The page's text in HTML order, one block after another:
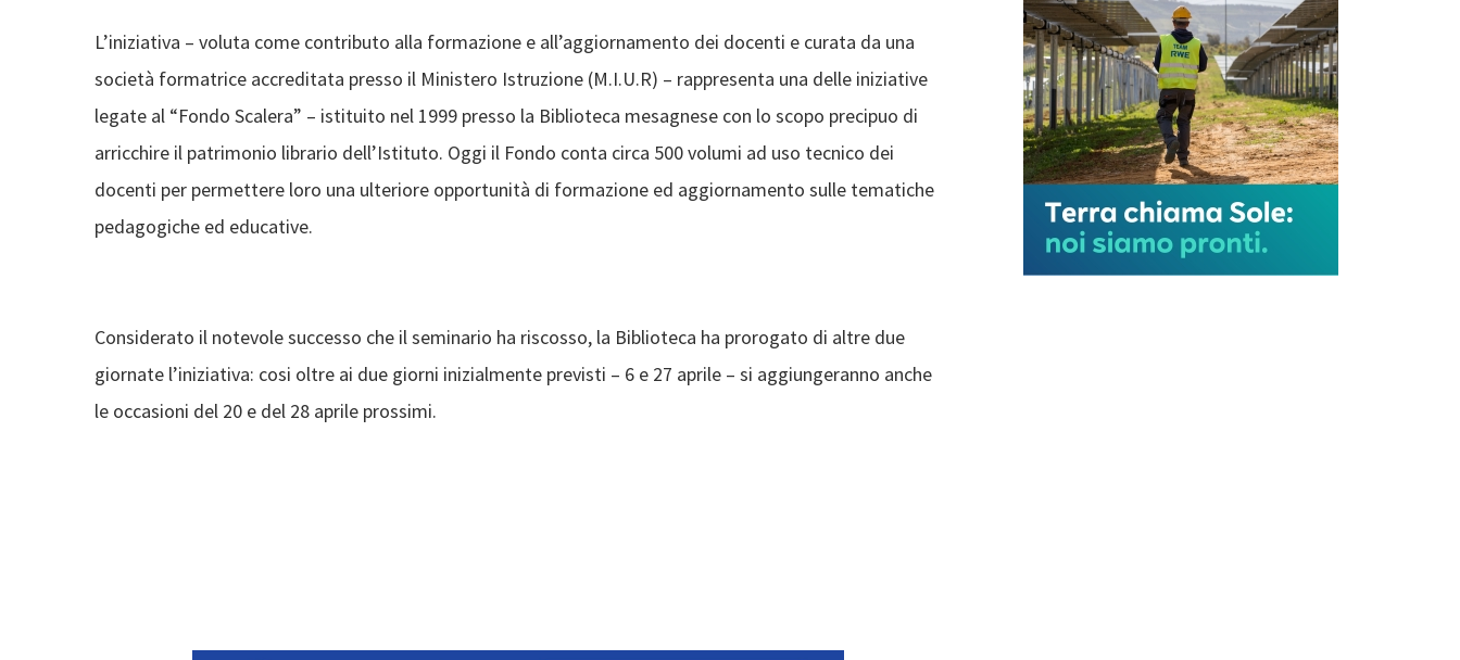
L’iniziativa – voluta come contributo alla formazione e all’aggiornamento dei docenti e curata da una
società formatrice accreditata presso il Ministero Istruzione (M.I.U.R) – rappresenta una delle iniziative
legate al “Fondo Scalera” – istituito nel 1999 presso la Biblioteca mesagnese con lo scopo precipuo di
arricchire il patrimonio librario dell’Istituto. Oggi il Fondo conta circa 500 volumi ad uso tecnico dei
docenti per permettere loro una ulteriore opportunità di formazione ed aggiornamento sulle tematiche
pedagogiche ed educative.
Considerato il notevole successo che il seminario ha riscosso, la Biblioteca ha prorogato di altre due
giornate l’iniziativa: cosi oltre ai due giorni inizialmente previsti – 6 e 27 aprile – si aggiungeranno anche
le occasioni del 20 e del 28 aprile prossimi.